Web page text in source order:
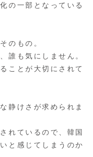
の一部となっている
のもの。
誰も気にしません。
ことが大切にされて
静けさが求められま
れているので、韓国
と感じてしまうのか